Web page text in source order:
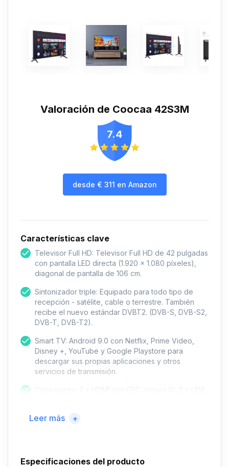
Valoración de Coocaa 42S3M
7.4
desde € 311 en Amazon
Características clave
Televisor Full HD: Televisor Full HD de 42 pulgadas
con pantalla LED directa (1.920 x 1.080 píxeles),
diagonal de pantalla de 106 cm.
Sintonizador triple: Equipado para todo tipo de
recepción - satélite, cable o terrestre. También
recibe el nuevo estándar DVBT2. (DVB-S, DVB-S2,
DVB-T, DVB-T2).
Smart TV: Android 9.0 con Netflix, Prime Video,
Disney +, YouTube y Google Playstore para
descargar sus propias aplicaciones y otros
servicios de transmisión.
Volumen de suministro: TV HD, mando a distancia,
Leer más +
Especificaciones del producto